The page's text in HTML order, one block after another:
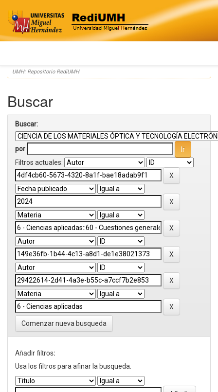
Skip
navigation
UMH: Repositorio RediUMH
Buscar
Buscar:
por
Filtros actuales:
Comenzar nueva busqueda
Añadir filtros:
Usa los filtros para afinar la busqueda.